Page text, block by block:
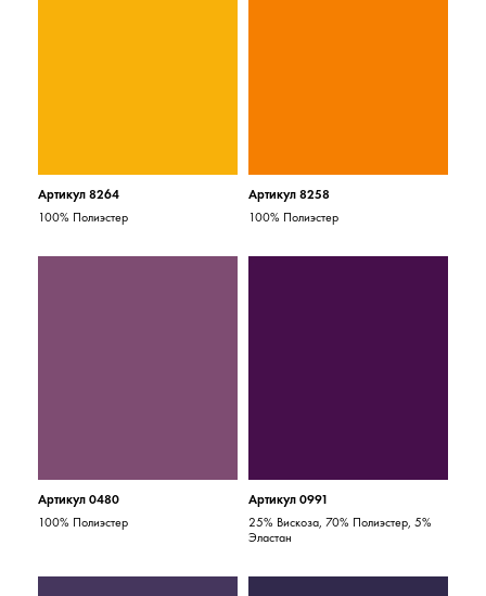
Артикул 8264
100% Полиэстер
Артикул 8258
100% Полиэстер
Артикул 0480
100% Полиэстер
Артикул 0991
25% Вискоза, 70% Полиэстер, 5%
Эластан